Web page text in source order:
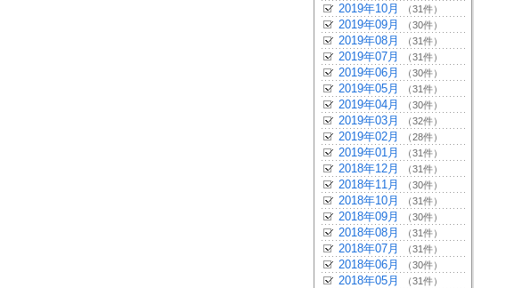
2019年10月 （31件）
2019年09月 （30件）
2019年08月 （31件）
2019年07月 （31件）
2019年06月 （30件）
2019年05月 （31件）
2019年04月 （30件）
2019年03月 （32件）
2019年02月 （28件）
2019年01月 （31件）
2018年12月 （31件）
2018年11月 （30件）
2018年10月 （31件）
2018年09月 （30件）
2018年08月 （31件）
2018年07月 （31件）
2018年06月 （30件）
2018年05月 （31件）